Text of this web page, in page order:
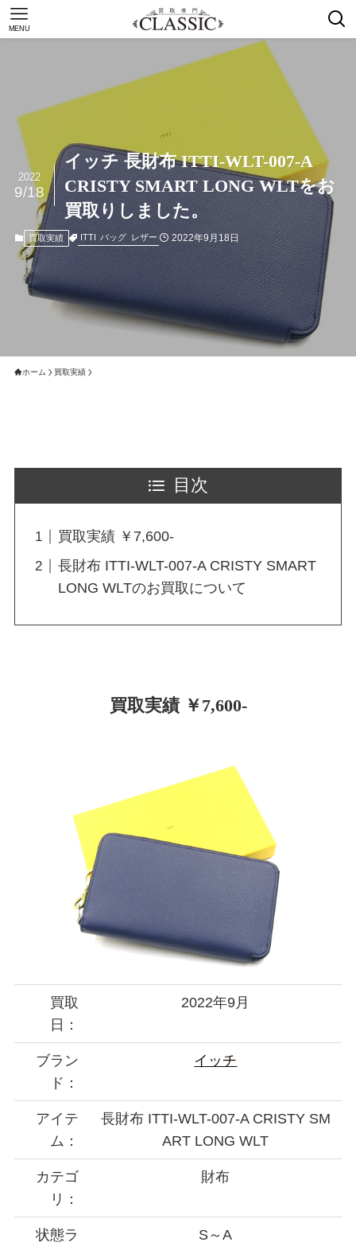
MENU
イッチ 長財布 ITTI-WLT-007-A
CRISTY SMART LONG WLTをお
買取りしました。
2022
9/18
買取実績 ITTI バッグ レザー 2022年9月18日
ホーム 買取実績
目次
買取実績 ￥7,600-
長財布 ITTI-WLT-007-A CRISTY SMART
LONG WLTのお買取について
買取実績 ￥7,600-
買取
日：
2022年9月
ブラン
ド：
イッチ
アイテ
ム：
長財布 ITTI-WLT-007-A CRISTY SM
ART LONG WLT
カテゴ
リ：
財布
状態ラ
S～A